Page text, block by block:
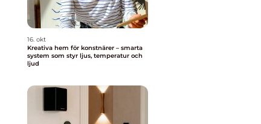
16. okt
Kreativa hem för konstnärer – smarta
system som styr ljus, temperatur och
ljud